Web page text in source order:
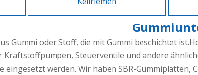
Gummi oder Stoff, die mit Gummi beschichtet
Steuerventile und andere
eingesetzt werden. Wir haben SBR-